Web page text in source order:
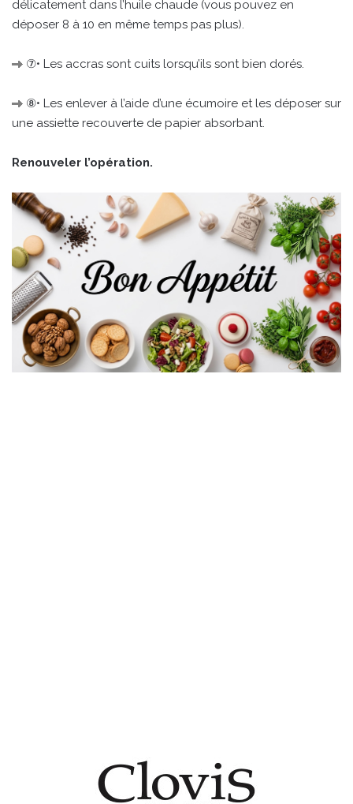
délicatement dans l’huile chaude (vous pouvez en
déposer 8 à 10 en même temps pas plus).
⑦• Les accras sont cuits lorsqu’ils sont bien dorés.
⑧• Les enlever à l’aide d’une écumoire et les déposer sur
une assiette recouverte de papier absorbant.
Renouveler l’opération.